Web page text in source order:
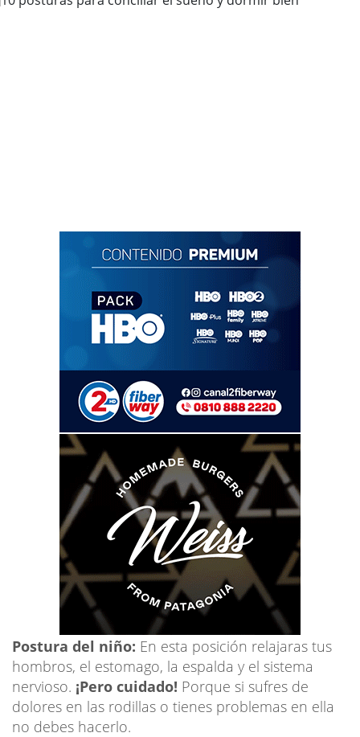
Postura del niño: En esta posición relajaras tus
hombros, el estomago, la espalda y el sistema
nervioso. ¡Pero cuidado! Porque si sufres de
dolores en las rodillas o tienes problemas en ella
no debes hacerlo.